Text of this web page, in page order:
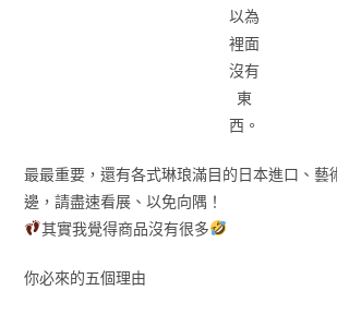
以為
裡面
沒有
東
西。
最最重要，還有各式琳琅滿目的日本進口、藝
邊，請盡速看展、以免向隅！
其實我覺得商品沒有很多
你必來的五個理由